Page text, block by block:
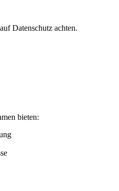
Datenschutz achten.
bieten: